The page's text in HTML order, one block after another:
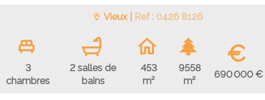
Vieux | Ref : 0426 8126
3
chambres
2 salles de
bains
453
m²
9558
m²
€
690 000 €